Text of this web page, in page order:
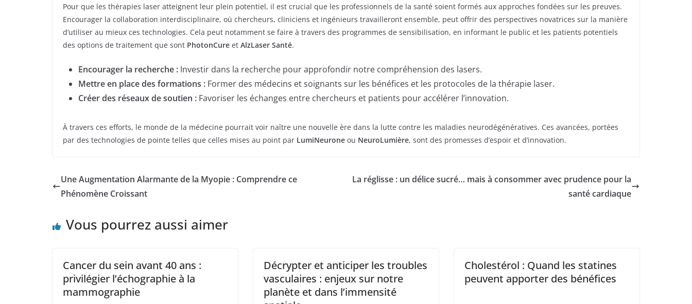
Pour que les thérapies laser atteignent leur plein potentiel, il est crucial que les professionnels de la santé soient formés aux approches fondées sur les preuves.
Encourager la collaboration interdisciplinaire, où chercheurs, cliniciens et ingénieurs travailleront ensemble, peut offrir des perspectives novatrices sur la manière
d’utiliser au mieux ces technologies. Cela peut notamment se faire à travers des programmes de sensibilisation, en informant le public et les patients potentiels
des options de traitement que sont PhotonCure et AlzLaser Santé.
Encourager la recherche : Investir dans la recherche pour approfondir notre compréhension des lasers.
Mettre en place des formations : Former des médecins et soignants sur les bénéfices et les protocoles de la thérapie laser.
Créer des réseaux de soutien : Favoriser les échanges entre chercheurs et patients pour accélérer l’innovation.
À travers ces efforts, le monde de la médecine pourrait voir naître une nouvelle ère dans la lutte contre les maladies neurodégénératives. Ces avancées, portées
par des technologies de pointe telles que celles mises au point par LumiNeurone ou NeuroLumière, sont des promesses d’espoir et d’innovation.
Une Augmentation Alarmante de la Myopie : Comprendre ce
Phénomène Croissant
La réglisse : un délice sucré… mais à consommer avec prudence pour la
santé cardiaque
Vous pourrez aussi aimer
Cancer du sein avant 40 ans :
privilégier l’échographie à la
mammographie
Décrypter et anticiper les troubles
vasculaires : enjeux sur notre
planète et dans l’immensité
Cholestérol : Quand les statines
peuvent apporter des bénéfices